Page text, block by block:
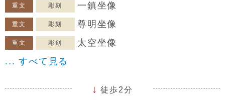
重文 彫刻 一鎮坐像
重文 彫刻 尊明坐像
重文 彫刻
太空坐像
... すべて見る
徒歩2分